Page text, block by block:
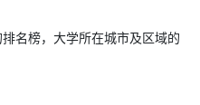
名榜，大学所在城市及区域的